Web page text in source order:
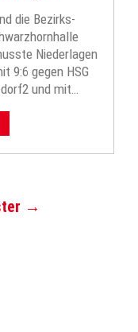
die Bezirks-
Niederlagen
9:6 gegen HSG
und mit…
→